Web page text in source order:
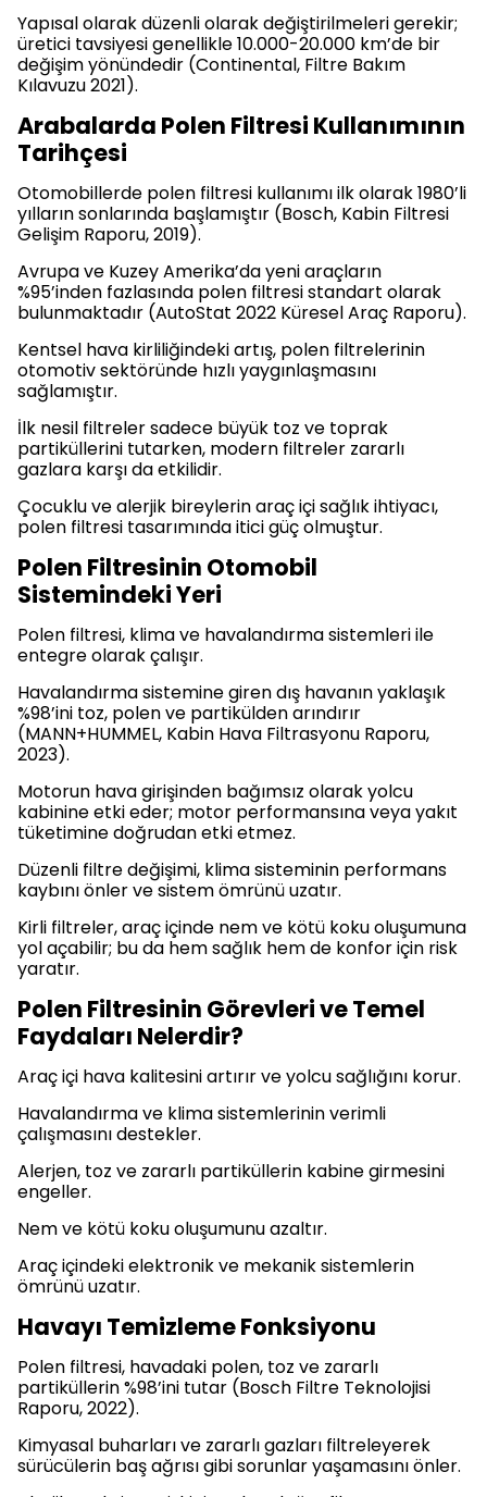
Yapısal olarak düzenli olarak değiştirilmeleri gerekir;
üretici tavsiyesi genellikle 10.000-20.000 km’de bir
değişim yönündedir (Continental, Filtre Bakım
Kılavuzu 2021).
Arabalarda Polen Filtresi Kullanımının
Tarihçesi
Otomobillerde polen filtresi kullanımı ilk olarak 1980’li
yılların sonlarında başlamıştır (Bosch, Kabin Filtresi
Gelişim Raporu, 2019).
Avrupa ve Kuzey Amerika’da yeni araçların
%95’inden fazlasında polen filtresi standart olarak
bulunmaktadır (AutoStat 2022 Küresel Araç Raporu).
Kentsel hava kirliliğindeki artış, polen filtrelerinin
otomotiv sektöründe hızlı yaygınlaşmasını
sağlamıştır.
İlk nesil filtreler sadece büyük toz ve toprak
partiküllerini tutarken, modern filtreler zararlı
gazlara karşı da etkilidir.
Çocuklu ve alerjik bireylerin araç içi sağlık ihtiyacı,
polen filtresi tasarımında itici güç olmuştur.
Polen Filtresinin Otomobil
Sistemindeki Yeri
Polen filtresi, klima ve havalandırma sistemleri ile
entegre olarak çalışır.
Havalandırma sistemine giren dış havanın yaklaşık
%98’ini toz, polen ve partikülden arındırır
(MANN+HUMMEL, Kabin Hava Filtrasyonu Raporu,
2023).
Motorun hava girişinden bağımsız olarak yolcu
kabinine etki eder; motor performansına veya yakıt
tüketimine doğrudan etki etmez.
Düzenli filtre değişimi, klima sisteminin performans
kaybını önler ve sistem ömrünü uzatır.
Kirli filtreler, araç içinde nem ve kötü koku oluşumuna
yol açabilir; bu da hem sağlık hem de konfor için risk
yaratır.
Polen Filtresinin Görevleri ve Temel
Faydaları Nelerdir?
Araç içi hava kalitesini artırır ve yolcu sağlığını korur.
Havalandırma ve klima sistemlerinin verimli
çalışmasını destekler.
Alerjen, toz ve zararlı partiküllerin kabine girmesini
engeller.
Nem ve kötü koku oluşumunu azaltır.
Araç içindeki elektronik ve mekanik sistemlerin
ömrünü uzatır.
Havayı Temizleme Fonksiyonu
Polen filtresi, havadaki polen, toz ve zararlı
partiküllerin %98’ini tutar (Bosch Filtre Teknolojisi
Raporu, 2022).
Kimyasal buharları ve zararlı gazları filtreleyerek
sürücülerin baş ağrısı gibi sorunlar yaşamasını önler.